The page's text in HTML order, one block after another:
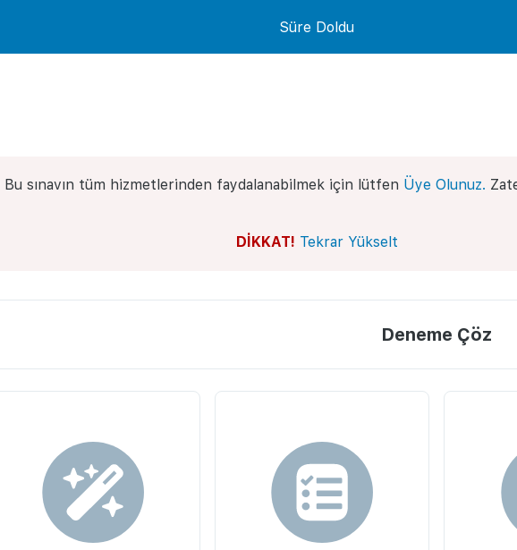
Süre Doldu
Bu sınavın tüm hizmetlerinden faydalanabilmek için lütfen Üye Olunuz.
DİKKAT! Tekrar Yükselt
Deneme Çöz